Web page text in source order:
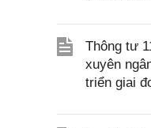
Thông tư
xuyên
triển giai